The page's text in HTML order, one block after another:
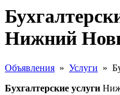
Нижний
Объявления » Услуги »
Бухгалтерские услуги